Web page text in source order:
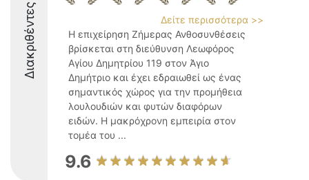
Διακριθέντες
Δείτε περισσότερα >>
Η επιχείρηση Ζήμερας Ανθοσυνθέσεις
βρίσκεται στη διεύθυνση Λεωφόρος
Αγίου Δημητρίου 119 στον Άγιο
Δημήτριο και έχει εδραιωθεί ως ένας
σημαντικός χώρος για την προμήθεια
λουλουδιών και φυτών διαφόρων
ειδών. Η μακρόχρονη εμπειρία στον
τομέα του ...
9.6